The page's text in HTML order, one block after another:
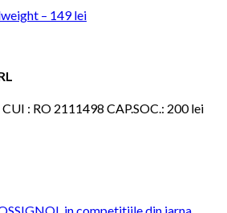
– 149 lei
: RO 2111498 CAP.SOC.: 200 lei